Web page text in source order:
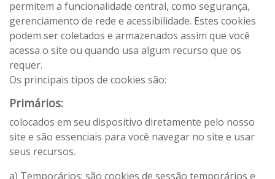
permitem a funcionalidade central, como segurança,
gerenciamento de rede e acessibilidade. Estes cookies
podem ser coletados e armazenados assim que você
acessa o site ou quando usa algum recurso que os
requer.
Os principais tipos de cookies são:
Primários:
colocados em seu dispositivo diretamente pelo nosso
site e são essenciais para você navegar no site e usar
seus recursos.
a) Temporários: são cookies de sessão temporários e